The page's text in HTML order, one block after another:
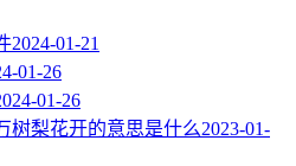
2024-01-21
01-26
01-26
树梨花开的意思是什么2023-01-